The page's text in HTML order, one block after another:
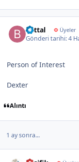
battal ΦÜyeler
Gönderi tarihi:4
Person of Interest
Dexter
Alıntı
1 ay sonra...